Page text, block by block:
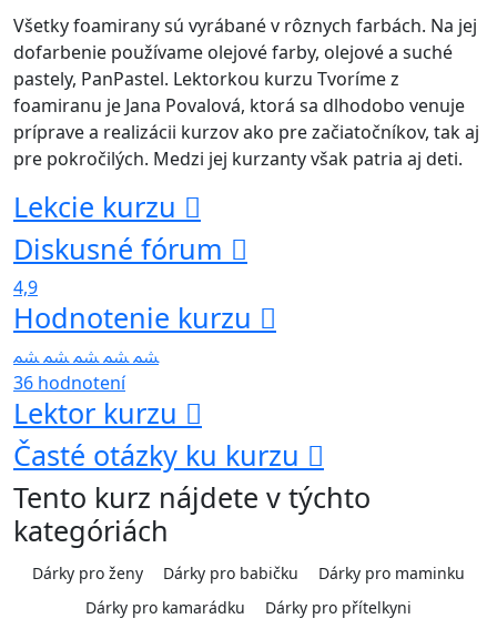
Všetky foamirany sú vyrábané v rôznych farbách. Na jej
dofarbenie používame olejové farby, olejové a suché
pastely, PanPastel. Lektorkou kurzu Tvoríme z
foamiranu je Jana Povalová, ktorá sa dlhodobo venuje
príprave a realizácii kurzov ako pre začiatočníkov, tak aj
pre pokročilých. Medzi jej kurzanty však patria aj deti.
Lekcie kurzu
Diskusné fórum
4,9
Hodnotenie kurzu
36 hodnotení
Lektor kurzu
Časté otázky ku kurzu
Tento kurz nájdete v týchto
kategóriách
Dárky pro ženy Dárky pro babičku
Dárky pro maminku
Dárky pro kamarádku
Dárky pro přítelkyni